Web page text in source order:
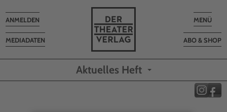
Toggle
MENÜ
ABO & SHOP
MEDIADATEN
Toggle
navigation
ANMELDEN
Aktuelles Heft